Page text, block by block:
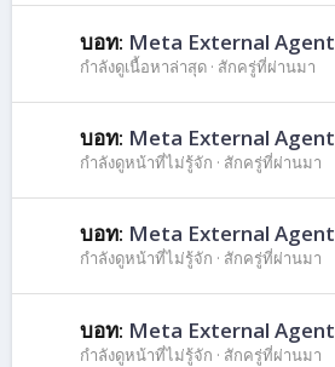
บอท: Meta External Agent
กำลังดูเนื้อหาล่าสุด สักครู่ที่ผ่านมา
บอท: Meta External Agent
กำลังดูหน้าที่ไม่รู้จัก สักครู่ที่ผ่านมา
บอท: Meta External Agent
กำลังดูหน้าที่ไม่รู้จัก สักครู่ที่ผ่านมา
บอท: Meta External Agent
กำลังดูหน้าที่ไม่รู้จัก สักครู่ที่ผ่านมา